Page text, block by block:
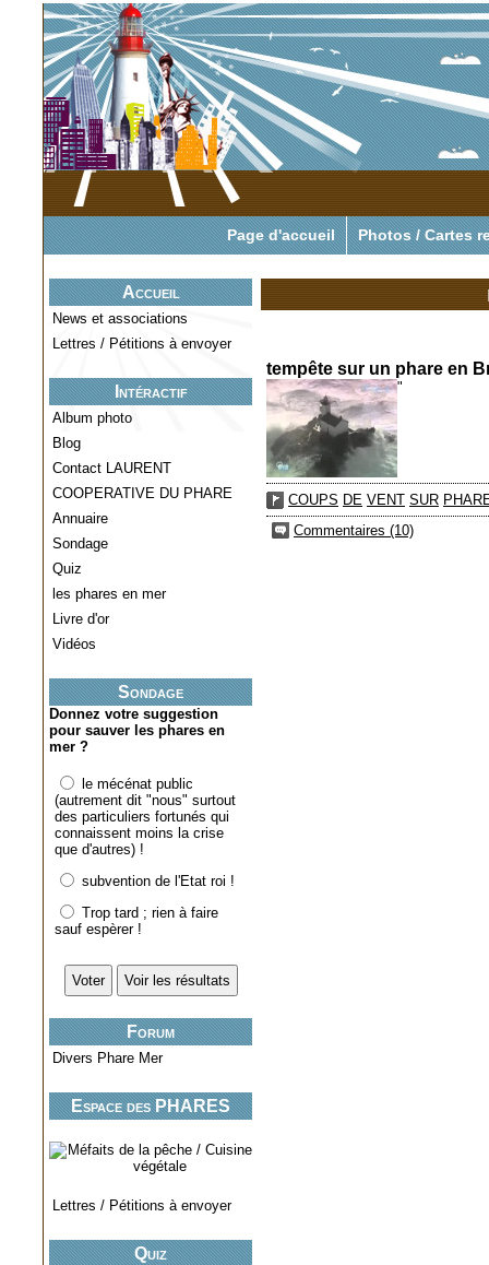
Pour tout savoir
Page d'accueil Photos / Cartes
Accueil
News et associations
Lettres / Pétitions à envoyer
Intéractif
Album photo
Blog
Contact LAURENT
COOPERATIVE DU PHARE
Annuaire
Sondage
Quiz
les phares en mer
Livre d'or
Vidéos
Sondage
Donnez votre suggestion
pour sauver les phares en
mer ?
le mécénat public
(autrement dit "nous" surtout
des particuliers fortunés qui
connaissent moins la crise
que d'autres) !
subvention de l'Etat roi !
Trop tard ; rien à faire
sauf espèrer !
Forum
Divers Phare Mer
Espace des PHARES
Lettres / Pétitions à envoyer
Quiz
tempête sur un phare en
"
COUPS DE VENT SUR
Commentaires (10)